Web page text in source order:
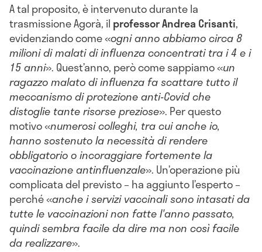
A tal proposito, è intervenuto durante la
trasmissione Agorà, il professor Andrea Crisanti,
evidenziando come «ogni anno abbiamo circa 8
milioni di malati di influenza concentrati tra i 4 e i
15 anni». Quest’anno, però come sappiamo «un
ragazzo malato di influenza fa scattare tutto il
meccanismo di protezione anti-Covid che
distoglie tante risorse preziose». Per questo
motivo «numerosi colleghi, tra cui anche io,
hanno sostenuto la necessità di rendere
obbligatorio o incoraggiare fortemente la
vaccinazione antinfluenzale». Un’operazione più
complicata del previsto – ha aggiunto l’esperto –
perché «anche i servizi vaccinali sono intasati da
tutte le vaccinazioni non fatte l'anno passato,
quindi sembra facile da dire ma non così facile
da realizzare».